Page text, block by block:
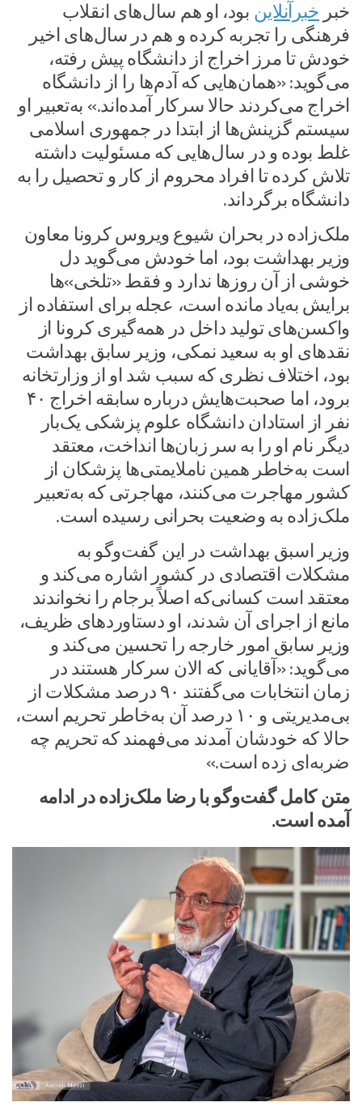
خبر خبرآنلاین بود، او هم سال‌های انقلاب
فرهنگی را تجربه کرده و هم در سال‌های اخیر
خودش تا مرز اخراج از دانشگاه پیش رفته،
می‌گوید: «همان‌هایی که آدم‌ها را از دانشگاه
اخراج می‌کردند حالا سرکار آمده‌اند.» به‌تعبیر او
سیستم گزینش‌ها از ابتدا در جمهوری اسلامی
غلط بوده و در سال‌هایی که مسئولیت داشته
تلاش کرده تا افراد محروم از کار و تحصیل را به
دانشگاه برگرداند.
ملک‌زاده در بحران شیوع ویروس کرونا معاون
وزیر بهداشت بود، اما خودش می‌گوید دل
خوشی از آن روزها ندارد و فقط «تلخی»ها
برایش به‌یاد مانده است، عجله برای استفاده از
واکسن‌های تولید داخل در همه‌گیری کرونا از
نقدهای او به سعید نمکی، وزیر سابق بهداشت
بود، اختلاف نظری که سبب شد او از وزارتخانه
برود، اما صحبت‌هایش درباره سابقه اخراج ۴۰
نفر از استادان دانشگاه علوم پزشکی یک‌بار
دیگر نام او را به سر زبان‌ها انداخت، معتقد
است به‌خاطر همین ناملایمتی‌ها پزشکان از
کشور مهاجرت می‌کنند، مهاجرتی که به‌تعبیر
ملک‌زاده به وضعیت بحرانی رسیده است.
وزیر اسبق بهداشت در این گفت‌وگو به
مشکلات اقتصادی در کشور اشاره می‌کند و
معتقد است کسانی‌که اصلاً برجام را نخواندند
مانع از اجرای آن شدند، او دستاوردهای ظریف،
وزیر سابق امور خارجه را تحسین می‌کند و
می‌گوید: «آقایانی که الان سرکار هستند در
زمان انتخابات می‌گفتند ۹۰ درصد مشکلات از
بی‌مدیریتی و ۱۰ درصد آن به‌خاطر تحریم است،
حالا که خودشان آمدند می‌فهمند که تحریم چه
ضربه‌ای زده است.»
متن کامل گفت‌وگو با رضا ملک‌زاده در ادامه
آمده است.